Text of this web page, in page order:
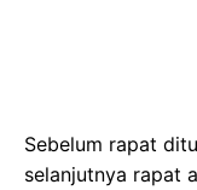
Sebelum rapat
selanjutnya rapat